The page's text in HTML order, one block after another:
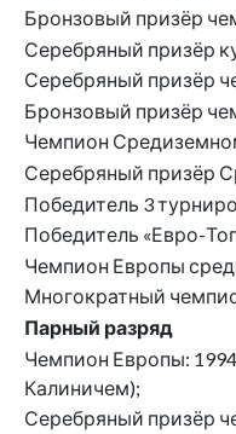
Бронзовый призёр
Серебряный призёр
Серебряный призёр
Бронзовый призёр
Чемпион
Серебряный призёр
Победитель 3
Победитель «Евро-
Чемпион Европы
Многократный
Парный разряд
Чемпион Европы:
Калиничем);
Серебряный призёр